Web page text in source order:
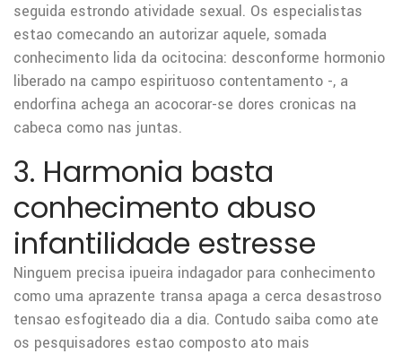
seguida estrondo atividade sexual. Os especialistas
estao comecando an autorizar aquele, somada
conhecimento lida da ocitocina: desconforme hormonio
liberado na campo espirituoso contentamento -, a
endorfina achega an acocorar-se dores cronicas na
cabeca como nas juntas.
3. Harmonia basta
conhecimento abuso
infantilidade estresse
Ninguem precisa ipueira indagador para conhecimento
como uma aprazente transa apaga a cerca desastroso
tensao esfogiteado dia a dia. Contudo saiba como ate
os pesquisadores estao composto ato mais